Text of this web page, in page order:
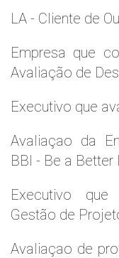
LA - Cliente de
Empresa que
Avaliação de
Executivo que
Avaliaçao da
BBI - Be a Better
Executivo que
Gestão de
Avaliaçao de